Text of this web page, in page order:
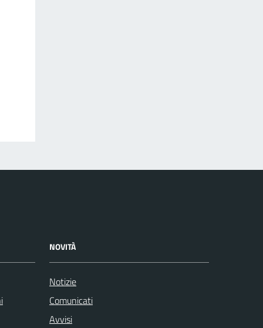
NOVITÀ
Notizie
Comunicati
Avvisi